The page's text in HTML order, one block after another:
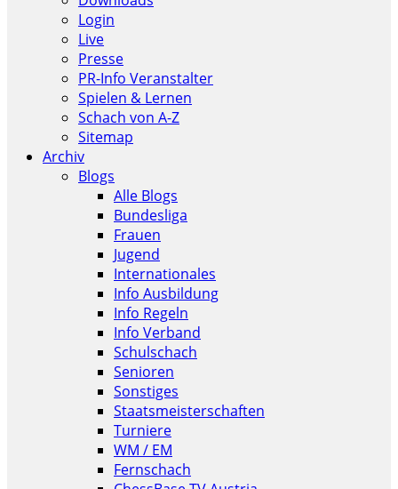
Login
Live
Presse
PR-Info Veranstalter
Spielen & Lernen
Schach von A-Z
Sitemap
Archiv
Blogs
Alle Blogs
Bundesliga
Frauen
Jugend
Internationales
Info Ausbildung
Info Regeln
Info Verband
Schulschach
Senioren
Sonstiges
Staatsmeisterschaften
Turniere
WM / EM
Fernschach